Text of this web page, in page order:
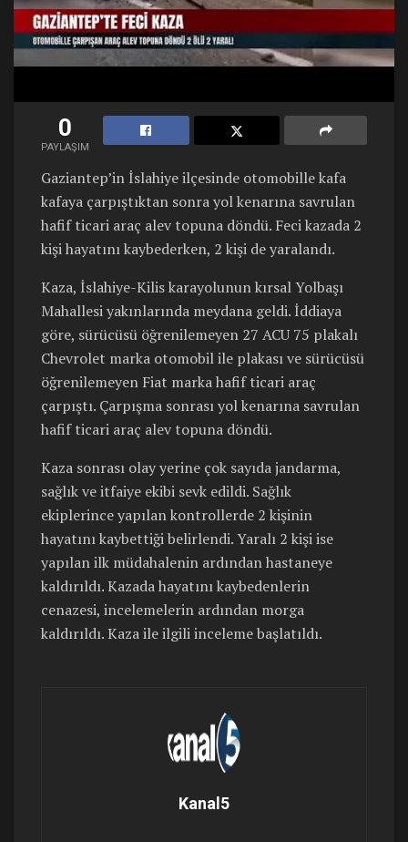
0
PAYLAŞIM
Gaziantep’in İslahiye ilçesinde otomobille kafa
kafaya çarpıştıktan sonra yol kenarına savrulan
hafif ticari araç alev topuna döndü. Feci kazada 2
kişi hayatını kaybederken, 2 kişi de yaralandı.
Kaza, İslahiye-Kilis karayolunun kırsal Yolbaşı
Mahallesi yakınlarında meydana geldi. İddiaya
göre, sürücüsü öğrenilemeyen 27 ACU 75 plakalı
Chevrolet marka otomobil ile plakası ve sürücüsü
öğrenilemeyen Fiat marka hafif ticari araç
çarpıştı. Çarpışma sonrası yol kenarına savrulan
hafif ticari araç alev topuna döndü.
Kaza sonrası olay yerine çok sayıda jandarma,
sağlık ve itfaiye ekibi sevk edildi. Sağlık
ekiplerince yapılan kontrollerde 2 kişinin
hayatını kaybettiği belirlendi. Yaralı 2 kişi ise
yapılan ilk müdahalenin ardından hastaneye
kaldırıldı. Kazada hayatını kaybedenlerin
cenazesi, incelemelerin ardından morga
kaldırıldı. Kaza ile ilgili inceleme başlatıldı.
Kanal5